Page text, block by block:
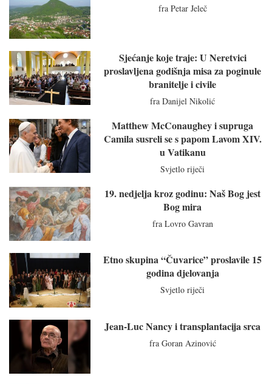
fra Petar Jeleč
Sjećanje koje traje: U Neretvici
proslavljena godišnja misa za poginule
branitelje i civile
fra Danijel Nikolić
Matthew McConaughey i supruga
Camila susreli se s papom Lavom XIV.
u Vatikanu
Svjetlo riječi
19. nedjelja kroz godinu: Naš Bog jest
Bog mira
fra Lovro Gavran
Etno skupina “Čuvarice” proslavile 15
godina djelovanja
Svjetlo riječi
Jean-Luc Nancy i transplantacija srca
fra Goran Azinović